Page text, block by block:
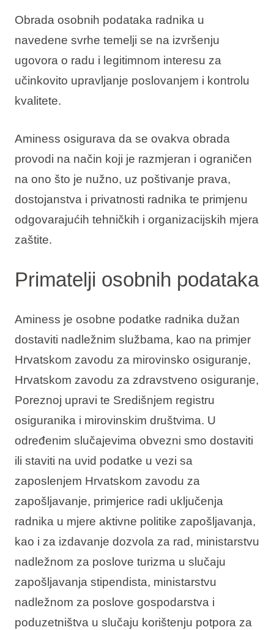
Obrada osobnih podataka radnika u
navedene svrhe temelji se na izvršenju
ugovora o radu i legitimnom interesu za
učinkovito upravljanje poslovanjem i kontrolu
kvalitete.
Aminess osigurava da se ovakva obrada
provodi na način koji je razmjeran i ograničen
na ono što je nužno, uz poštivanje prava,
dostojanstva i privatnosti radnika te primjenu
odgovarajućih tehničkih i organizacijskih mjera
zaštite.
Primatelji osobnih podataka
Aminess je osobne podatke radnika dužan
dostaviti nadležnim službama, kao na primjer
Hrvatskom zavodu za mirovinsko osiguranje,
Hrvatskom zavodu za zdravstveno osiguranje,
Poreznoj upravi te Središnjem registru
osiguranika i mirovinskim društvima. U
određenim slučajevima obvezni smo dostaviti
ili staviti na uvid podatke u vezi sa
zaposlenjem Hrvatskom zavodu za
zapošljavanje, primjerice radi uključenja
radnika u mjere aktivne politike zapošljavanja,
kao i za izdavanje dozvola za rad, ministarstvu
nadležnom za poslove turizma u slučaju
zapošljavanja stipendista, ministarstvu
nadležnom za poslove gospodarstva i
poduzetništva u slučaju korištenju potpora za